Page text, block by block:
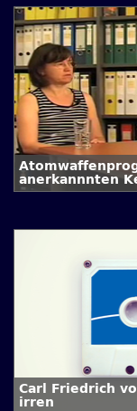
anerkannnten
Interview mit
Carl Friedrich
irren